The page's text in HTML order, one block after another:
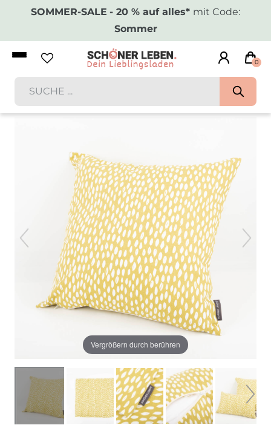
SOMMER-SALE - 20 % auf alles* mit Code:
Sommer
0
Vergrößern durch berühren